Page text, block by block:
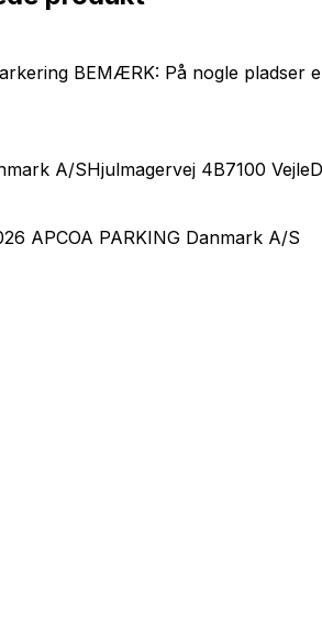
BEMÆRK: På nogle pladser
A/SHjulmagervej 4B7100 Vejle
APCOA PARKING Danmark A/S